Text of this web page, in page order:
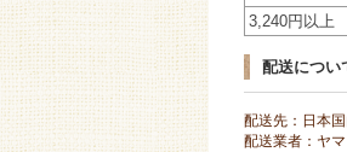
3,240円以上
配送につい
配送先：日本
配送業者：ヤ